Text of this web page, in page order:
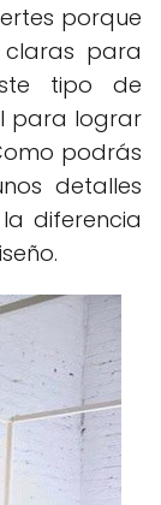
porque
para
tipo de
para lograr
podrás
detalles
diferencia